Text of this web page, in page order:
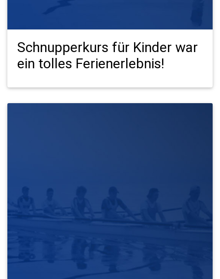
Schnupperkurs für Kinder war
ein tolles Ferienerlebnis!